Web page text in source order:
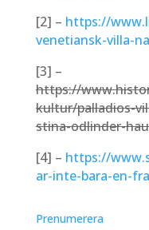
[2] – https://
venetiansk-villa-
[3] –
https://
kultur/palladios-
stina-odlinder-
[4] – https://
ar-inte-bara-en-
Prenumerera